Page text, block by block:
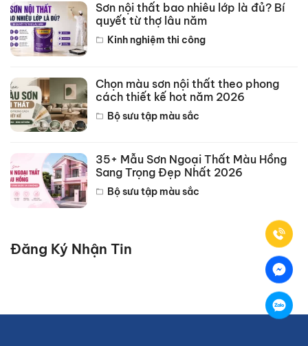
Sơn nội thất bao nhiêu lớp là đủ? Bí
quyết từ thợ lâu năm
Kinh nghiệm thi công
Chọn màu sơn nội thất theo phong
cách thiết kế hot năm 2026
Bộ sưu tập màu sắc
35+ Mẫu Sơn Ngoại Thất Màu Hồng
Sang Trọng Đẹp Nhất 2026
Bộ sưu tập màu sắc
Đăng Ký Nhận Tin